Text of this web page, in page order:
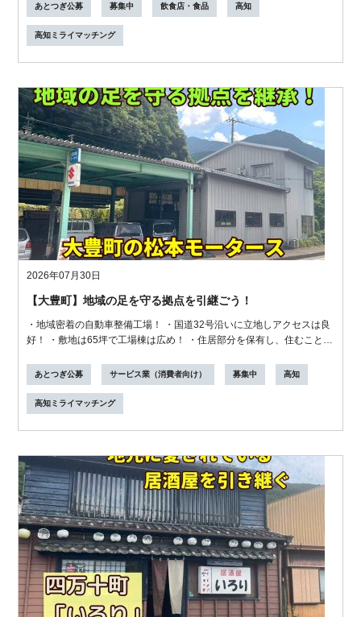
あとつぎ公募 募集中 飲食店・食品 高知
高知ミライマッチング
2026年07月30日
【大豊町】地域の足を守る拠点を引継ごう！
・地域密着の自動車整備工場！ ・国道32号沿いに立地しアクセスは良
好！ ・敷地は65坪で工場棟は広め！ ・住居部分を保有し、住むことも
あとつぎ公募 サービス業（消費者向け） 募集中 高知
高知ミライマッチング